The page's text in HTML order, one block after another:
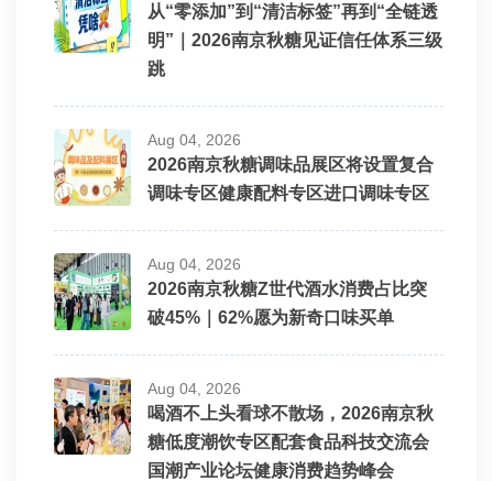
从“零添加”到“清洁标签”再到“全链透
明”｜2026南京秋糖见证信任体系三级
跳
Aug 04, 2026
2026南京秋糖调味品展区将设置复合
调味专区健康配料专区进口调味专区
Aug 04, 2026
2026南京秋糖Z世代酒水消费占比突
破45%｜62%愿为新奇口味买单
Aug 04, 2026
喝酒不上头看球不散场，2026南京秋
糖低度潮饮专区配套食品科技交流会
国潮产业论坛健康消费趋势峰会